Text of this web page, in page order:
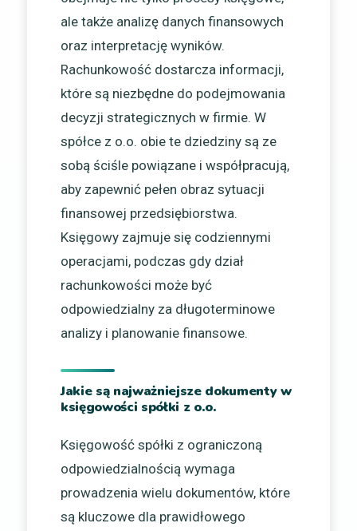
ale także analizę danych finansowych
oraz interpretację wyników.
Rachunkowość dostarcza informacji,
które są niezbędne do podejmowania
decyzji strategicznych w firmie. W
spółce z o.o. obie te dziedziny są ze
sobą ściśle powiązane i współpracują,
aby zapewnić pełen obraz sytuacji
finansowej przedsiębiorstwa.
Księgowy zajmuje się codziennymi
operacjami, podczas gdy dział
rachunkowości może być
odpowiedzialny za długoterminowe
analizy i planowanie finansowe.
Jakie są najważniejsze dokumenty w
księgowości spółki z o.o.
Księgowość spółki z ograniczoną
odpowiedzialnością wymaga
prowadzenia wielu dokumentów, które
są kluczowe dla prawidłowego